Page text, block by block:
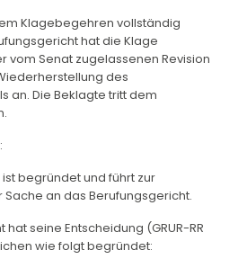
Klagebegehren vollständig
hat die Klage
vom Senat zugelassenen Revision
des
an. Die Beklagte tritt dem
begründet und führt zur
an das Berufungsgericht.
hat seine Entscheidung (GRUR-RR
wie folgt begründet: